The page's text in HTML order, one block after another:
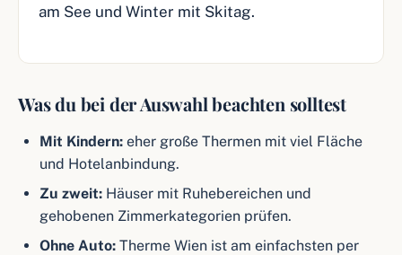
am See und Winter mit Skitag.
Was du bei der Auswahl beachten solltest
Mit Kindern: eher große Thermen mit viel Fläche
und Hotelanbindung.
Zu zweit: Häuser mit Ruhebereichen und
gehobenen Zimmerkategorien prüfen.
Ohne Auto: Therme Wien ist am einfachsten per